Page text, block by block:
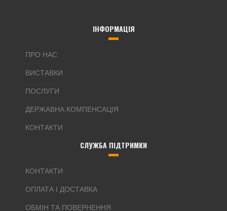
ІНФОРМАЦІЯ
ПРО НАС
ВИСТАВКИ
ПОСЛУГИ
ДЕРЖАВНА КОМПЕНСАЦІЯ
КОНТАКТИ
СЛУЖБА ПІДТРИМКИ
КОНТАКТИ
ОПЛАТА І ДОСТАВКА
ОБМІН ТА ПОВЕРНЕННЯ